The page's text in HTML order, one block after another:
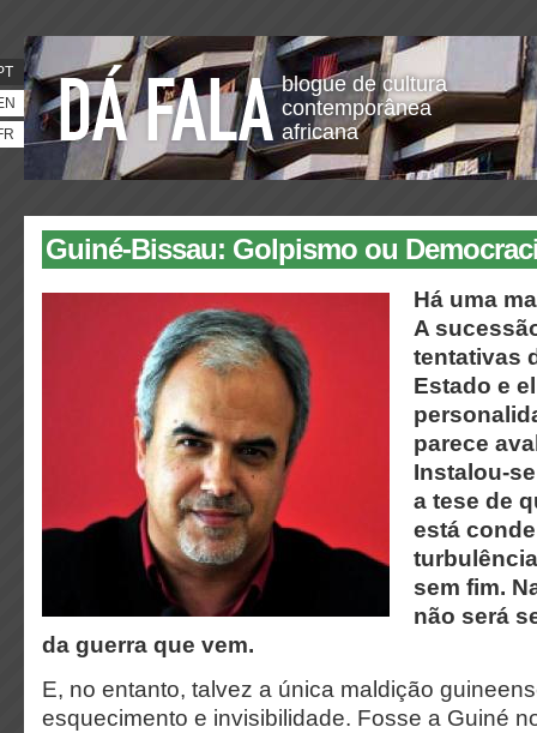
blogue de cultura
contemporânea
africana
Guiné-Bissau: Golpismo ou
Há uma
A
tentativas
Estado e
parece
Instalou-
a tese de
está
sem fim.
não será
da guerra que vem.
E, no entanto, talvez a única maldição
esquecimento e invisibilidade. Fosse a Guiné